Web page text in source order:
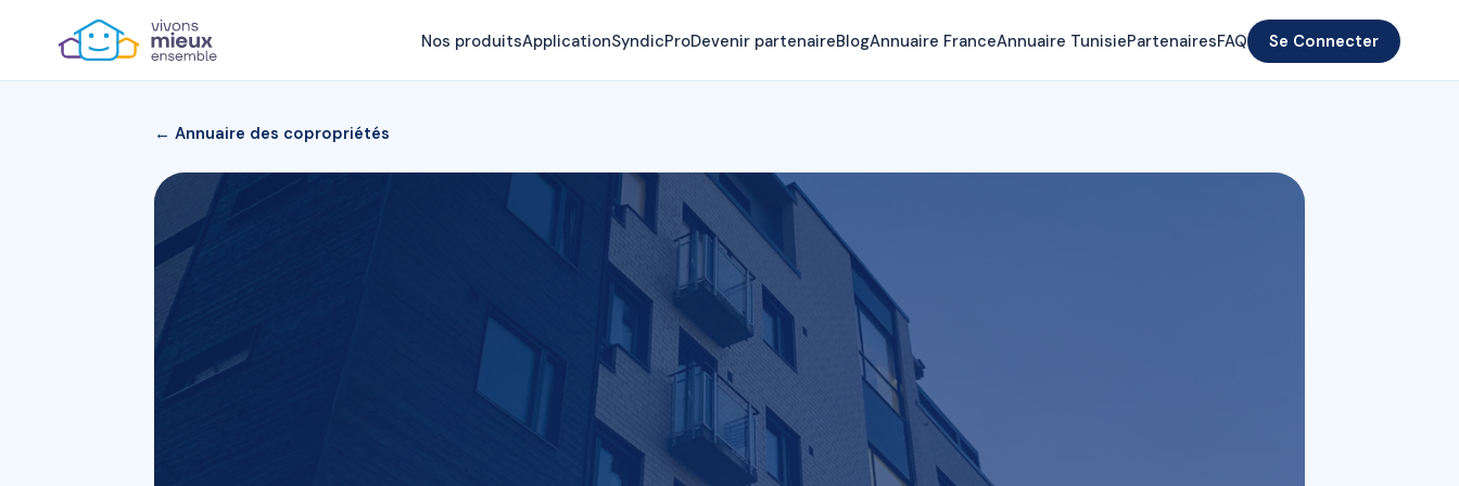
Nos produitsApplicationSyndicProDevenir partenaireBlogAnnuaire FranceAnnuaire TunisiePartenairesFAQ Se Connecter
← Annuaire des copropriétés